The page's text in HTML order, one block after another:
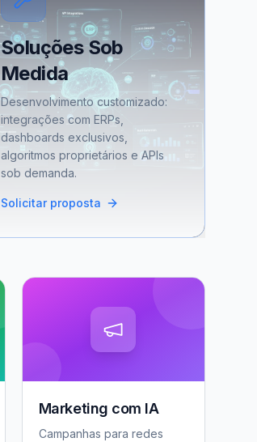
Soluções Sob
Medida
Desenvolvimento customizado:
integrações com ERPs,
dashboards exclusivos,
algoritmos proprietários e APIs
sob demanda.
Solicitar proposta
Marketing com IA
Campanhas para redes